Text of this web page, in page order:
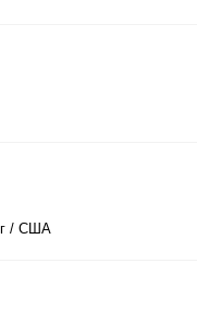
/ США